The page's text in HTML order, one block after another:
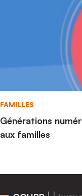
FAMILLES
Générations
aux familles